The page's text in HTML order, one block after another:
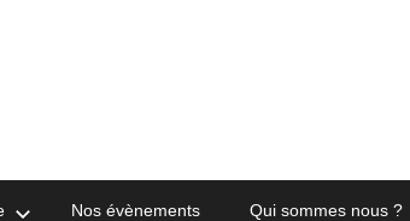
Nos évènements Qui sommes nous ?